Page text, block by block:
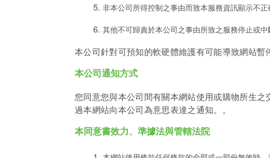
非本公司所得控制之事由而致本服務資訊顯示不
其他不可歸責於本公司之事由所致之服務停止或中
本公司針對可預知的軟硬體維護有可能導致網站暫
本公司通知方式
您同意您與本公司間有關本網站使用或購物所生
過本網站向本公司為意思表達之通知。。
本同意書效力、準據法與管轄法院